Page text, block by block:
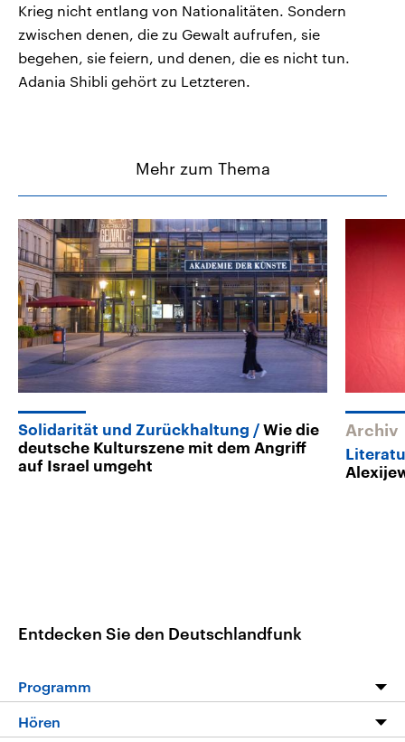
Krieg nicht entlang von Nationalitäten. Sondern
zwischen denen, die zu Gewalt aufrufen, sie
begehen, sie feiern, und denen, die es nicht tun.
Adania Shibli gehört zu Letzteren.
Mehr zum Thema
Solidarität und Zurückhaltung
Wie die
deutsche Kulturszene mit dem Angriff
auf Israel umgeht
Archiv
Entdecken Sie den Deutschlandfunk
Programm
Programm
Hören